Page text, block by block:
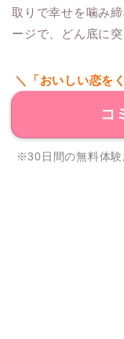
取りで幸せを噛み
ージで、どん底に
＼「おいしい恋を
コ
※30日間の無料体験